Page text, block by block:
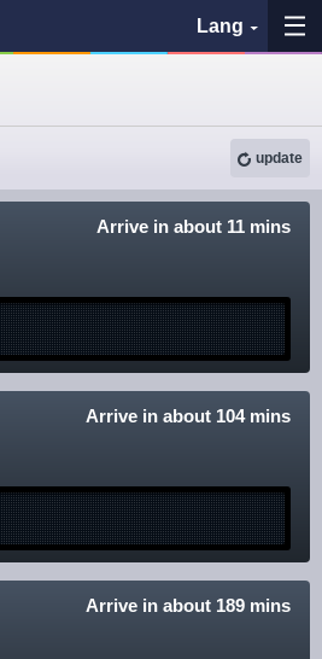
Lang
See the map
各バス会社リンク先
Disclaimer
update
Arrive in about 11 mins
Arrive in about 104 mins
Arrive in about 189 mins